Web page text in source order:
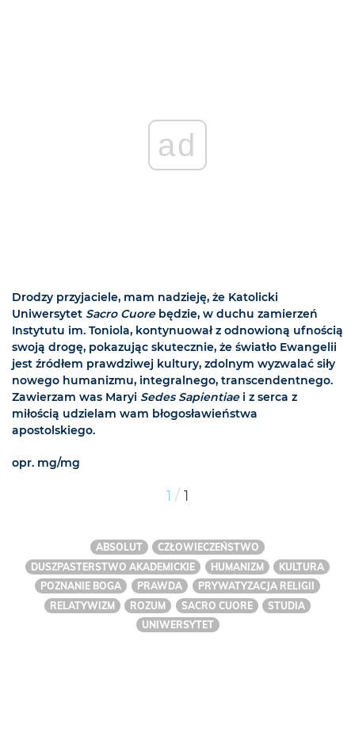
ad
Drodzy przyjaciele, mam nadzieję, że Katolicki
Uniwersytet Sacro Cuorebędzie, w duchu zamierzeń
Instytutu im. Toniola, kontynuował z odnowioną ufnością
swoją drogę, pokazując skutecznie, że światło Ewangelii
jest źródłem prawdziwej kultury, zdolnym wyzwalać siły
nowego humanizmu, integralnego, transcendentnego.
Zawierzam was Maryi Sedes Sapientiaei z serca z
miłością udzielam wam błogosławieństwa
apostolskiego.
opr. mg/mg
1 / 1
ABSOLUT
CZŁOWIECZEŃSTWO
DUSZPASTERSTWO AKADEMICKIE
HUMANIZM
KULTURA
POZNANIE BOGA
PRAWDA
PRYWATYZACJA RELIGII
RELATYWIZM
ROZUM SACRO CUORE
STUDIA
UNIWERSYTET